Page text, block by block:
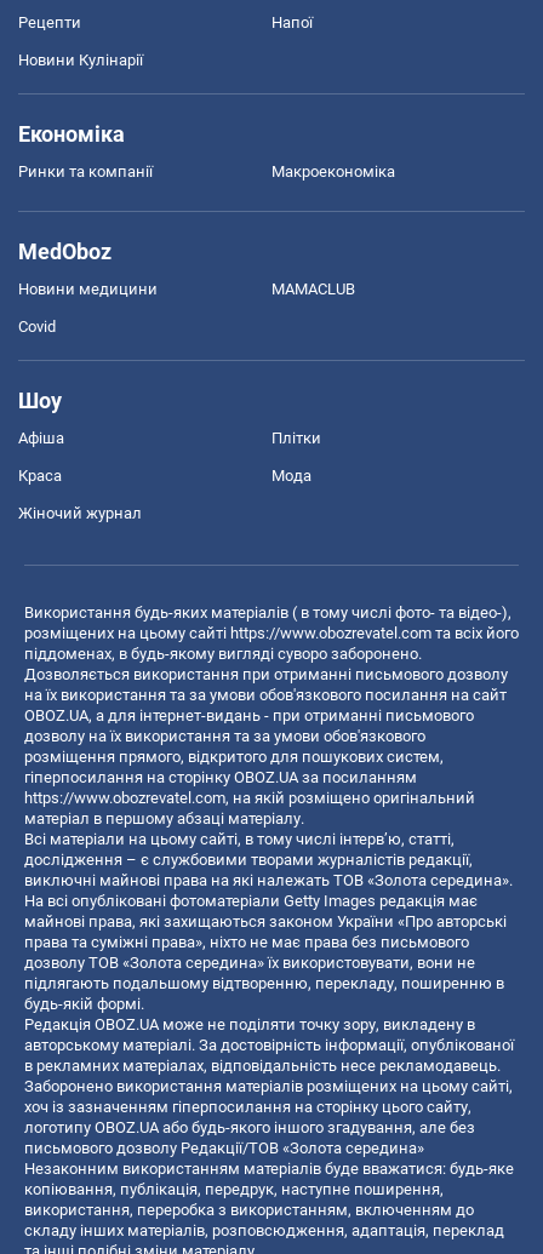
Рецепти Напої
Новини Кулінарії
Економіка
Ринки та компанії Макроекономіка
MedOboz
Новини медицини MAMACLUB
Covid
Шоу
Афіша Плітки
Краса Мода
Жіночий журнал
Використання будь-яких матеріалів ( в тому числі фото- та відео-),
розміщених на цьому сайті https://www.obozrevatel.com та всіх його
піддоменах, в будь-якому вигляді суворо заборонено.
Дозволяється використання при отриманні письмового дозволу
на їх використання та за умови обов'язкового посилання на сайт
OBOZ.UA, а для інтернет-видань - при отриманні письмового
дозволу на їх використання та за умови обов'язкового
розміщення прямого, відкритого для пошукових систем,
гіперпосилання на сторінку OBOZ.UA за посиланням
https://www.obozrevatel.com, на якій розміщено оригінальний
матеріал в першому абзаці матеріалу.
Всі матеріали на цьому сайті, в тому числі інтерв’ю, статті,
дослідження – є службовими творами журналістів редакції,
виключні майнові права на які належать ТОВ «Золота середина».
На всі опубліковані фотоматеріали Getty Images редакція має
майнові права, які захищаються законом України «Про авторські
права та суміжні права», ніхто не має права без письмового
дозволу ТОВ «Золота середина» їх використовувати, вони не
підлягають подальшому відтворенню, перекладу, поширенню в
будь-якій формі.
Редакція OBOZ.UA може не поділяти точку зору, викладену в
авторському матеріалі. За достовірність інформації, опублікованої
в рекламних матеріалах, відповідальність несе рекламодавець.
Заборонено використання матеріалів розміщених на цьому сайті,
хоч із зазначенням гіперпосилання на сторінку цього сайту,
логотипу OBOZ.UA або будь-якого іншого згадування, але без
письмового дозволу Редакції/ТОВ «Золота середина»
Незаконним використанням матеріалів буде вважатися: будь-яке
копiювання, публiкацiя, передрук, наступне поширення,
використання, переробка з використанням, включенням до
складу інших матеріалів, розповсюдження, адаптація, переклад